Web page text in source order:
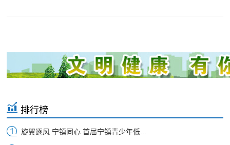
排行榜
旋翼逐风 宁镇同心 首届宁镇青少年低...